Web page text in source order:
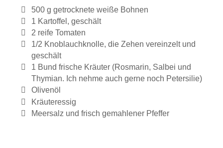
500 g getrocknete weiße Bohnen
1 Kartoffel, geschält
2 reife Tomaten
1/2 Knoblauchknolle, die Zehen vereinzelt und
geschält
1 Bund frische Kräuter (Rosmarin, Salbei und
Thymian. Ich nehme auch gerne noch Petersilie)
Olivenöl
Kräuteressig
Meersalz und frisch gemahlener Pfeffer